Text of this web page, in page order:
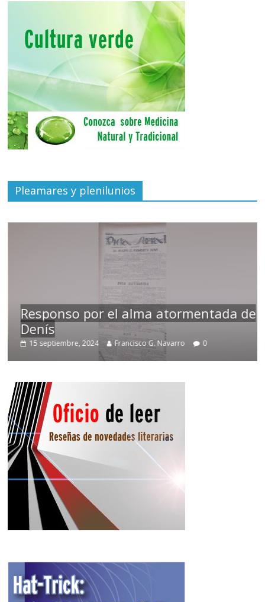
Pleamares y plenilunios
por el alma atormentada de
15 septiembre, 2024 Francisco G. Navarro 0